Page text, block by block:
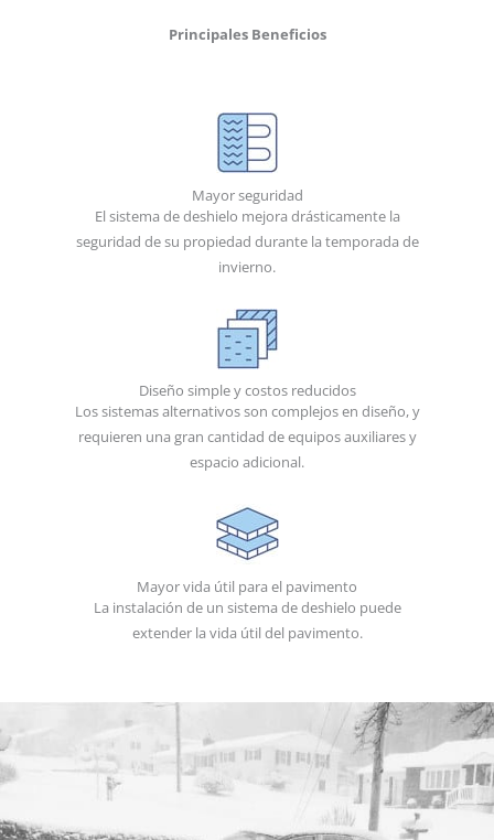
Principales Beneficios
Mayor seguridad
El sistema de deshielo mejora drásticamente la
seguridad de su propiedad durante la temporada de
invierno.
Diseño simple y costos reducidos
Los sistemas alternativos son complejos en diseño, y
requieren una gran cantidad de equipos auxiliares y
espacio adicional.
Mayor vida útil para el pavimento
La instalación de un sistema de deshielo puede
extender la vida útil del pavimento.